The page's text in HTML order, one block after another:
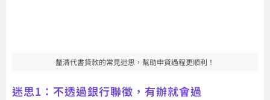
釐清代書貸款的常見迷思，幫助申貸過程更順利！
迷思1：不透過銀行聯徵，有辦就會過